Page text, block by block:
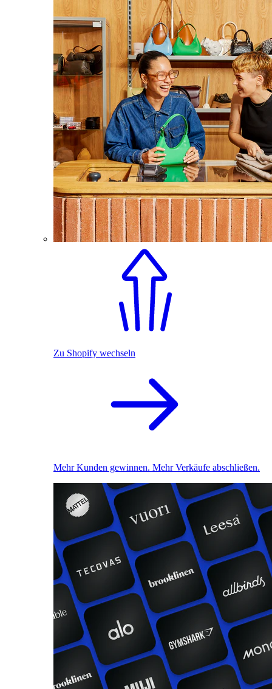
Zu Shopify wechseln
Mehr Kunden gewinnen. Mehr Verkäufe abschließen.